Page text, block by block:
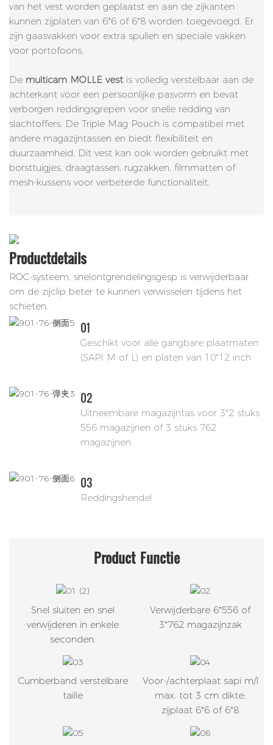
van het vest worden geplaatst en aan de zijkanten
kunnen zijplaten van 6*6 of 6*8 worden toegevoegd. Er
zijn gaasvakken voor extra spullen en speciale vakken
voor portofoons.
De multicam MOLLE vest is volledig verstelbaar aan de
achterkant voor een persoonlijke pasvorm en bevat
verborgen reddingsgrepen voor snelle redding van
slachtoffers. De Triple Mag Pouch is compatibel met
andere magazijntassen en biedt flexibiliteit en
duurzaamheid. Dit vest kan ook worden gebruikt met
borsttuigjes, draagtassen, rugzakken, filmmatten of
mesh-kussens voor verbeterde functionaliteit.
Productdetails
ROC-systeem, snelontgrendelingsgesp is verwijderbaar
om de zijclip beter te kunnen verwisselen tijdens het
schieten.
01
Geschikt voor alle gangbare plaatmaten
(SAPI M of L) en platen van 10*12 inch
02
Uitneembare magazijntas voor 3*2 stuks
556 magazijnen of 3 stuks 762
magazijnen
03
Reddingshendel
Product Functie
Snel sluiten en snel
verwijderen in enkele
seconden.
Verwijderbare 6*556 of
3*762 magazijnzak
Cumberband verstelbare
taille
Voor-/achterplaat sapi m/l
max. tot 3 cm dikte;
zijplaat 6*6 of 6*8